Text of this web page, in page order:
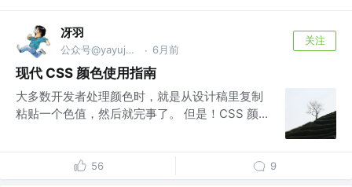
冴羽
公众号@yayujs @🏅掘金签约作者 · 6月前
关注
现代 CSS 颜色使用指南
大多数开发者处理颜色时，就是从设计稿里复制
粘贴一个色值，然后就完事了。 但是！CSS 颜...
56 9